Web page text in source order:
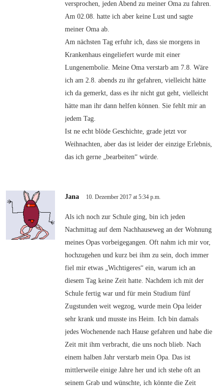
versprochen, jeden Abend zu meiner Oma zu fahren.
Am 02.08. hatte ich aber keine Lust und sagte
meiner Oma ab.
Am nächsten Tag erfuhr ich, dass sie morgens in
Krankenhaus eingeliefert wurde mit einer
Lungenembolie. Meine Oma verstarb am 7.8. Wäre
ich am 2.8. abends zu ihr gefahren, vielleicht hätte
ich da gemerkt, dass es ihr nicht gut geht, vielleicht
hätte man ihr dann helfen können. Sie fehlt mir an
jedem Tag.
Ist ne echt blöde Geschichte, grade jetzt vor
Weihnachten, aber das ist leider der einzige Erlebnis,
das ich gerne „bearbeiten“ würde.
Jana 10. Dezember 2017 at 5:34 p.m.
Als ich noch zur Schule ging, bin ich jeden
Nachmittag auf dem Nachhauseweg an der Wohnung
meines Opas vorbeigegangen. Oft nahm ich mir vor,
hochzugehen und kurz bei ihm zu sein, doch immer
fiel mir etwas „Wichtigeres“ ein, warum ich an
diesem Tag keine Zeit hatte. Nachdem ich mit der
Schule fertig war und für mein Studium fünf
Zugstunden weit wegzog, wurde mein Opa leider
sehr krank und musste ins Heim. Ich bin damals
jedes Wochenende nach Hause gefahren und habe die
Zeit mit ihm verbracht, die uns noch blieb. Nach
einem halben Jahr verstarb mein Opa. Das ist
mittlerweile einige Jahre her und ich stehe oft an
seinem Grab und wünschte, ich könnte die Zeit